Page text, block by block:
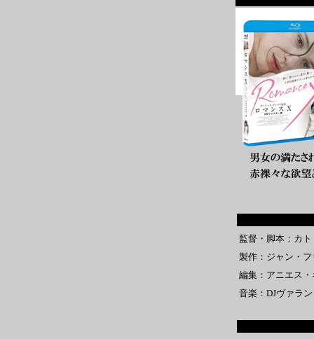
監督・脚本：カ
製作：ジャン・
編集：アニエス
音楽：DJヴァラ